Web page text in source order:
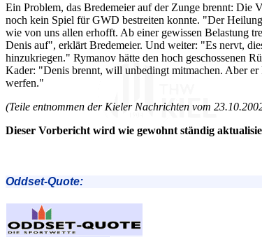
Ein Problem, das Bredemeier auf der Zunge brennt: Die
noch kein Spiel für GWD bestreiten konnte. "Der
wie von uns allen erhofft. Ab einer gewissen Belastung
Denis auf", erklärt Bredemeier. Und weiter: "Es nervt,
hinzukriegen." Rymanov hätte den hoch geschossenen
Kader: "Denis brennt, will unbedingt mitmachen. Aber
werfen."
(Teile entnommen der Kieler Nachrichten vom
Dieser Vorbericht wird wie gewohnt ständig
Oddset-Quote: